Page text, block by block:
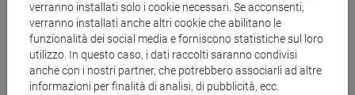
verranno installati solo i cookie necessari. Se acconsenti,
verranno installati anche altri cookie che abilitano le
funzionalità dei social media e forniscono statistiche sul loro
utilizzo. In questo caso, i dati raccolti saranno condivisi
anche con i nostri partner, che potrebbero associarli ad altre
informazioni per finalità di analisi, di pubblicità, ecc.